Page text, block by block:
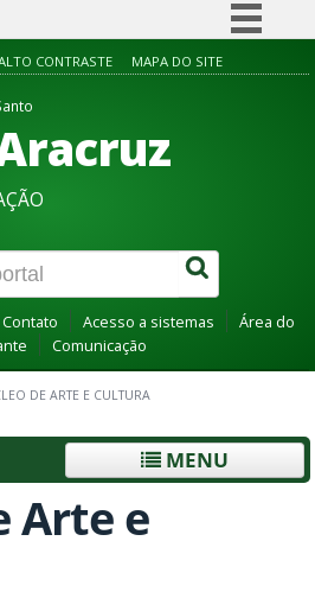
Simplifique!
Acesso à informação
Canais
CONTRASTE MAPA DO SITE
Contato Acesso a sistemas
Área do
Comunicação
DE ARTE E CULTURA
MENU
Arte e